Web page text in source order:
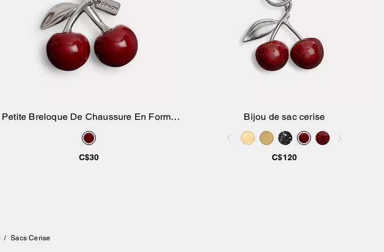
Petite Breloque De Chaussure En Forme
De Cerise
C$30
Ajouter au panier
Bijou de sac cerise
C$120
/ Sacs Cerise